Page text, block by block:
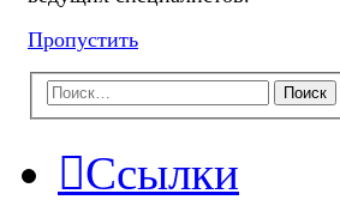
Пропустить
Поиск
Ссылки